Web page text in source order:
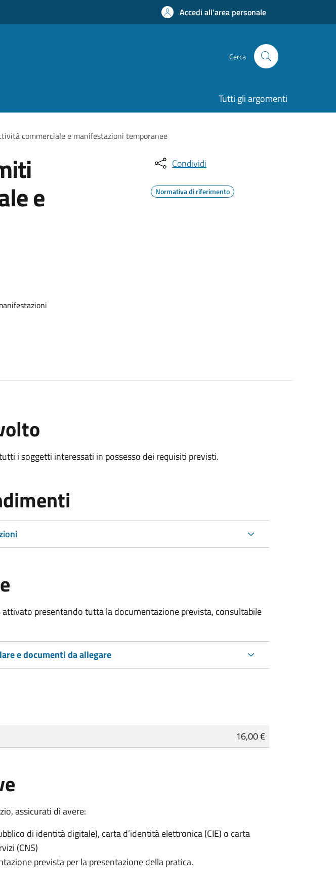
Accedi all'area personale
Cerca
Tutti gli argomenti
commerciale e manifestazioni temporanee
e
Condividi
Normativa di riferimento
i soggetti interessati in possesso dei requisiti previsti.
attivato presentando tutta la documentazione prevista, consultabile
e documenti da allegare
16,00 €
assicurati di avere:
di identità digitale), carta d’identità elettronica (CIE) o carta
(CNS)
prevista per la presentazione della pratica.